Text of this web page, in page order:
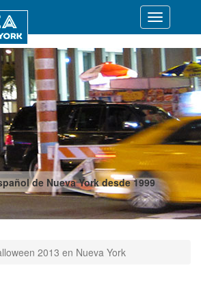
de Nueva York desde 1999
Desplegar
2013 en Nueva York